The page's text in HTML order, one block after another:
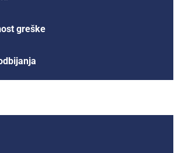
greške